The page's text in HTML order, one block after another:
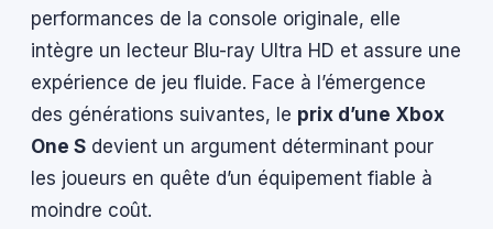
performances de la console originale, elle
intègre un lecteur Blu-ray Ultra HD et assure une
expérience de jeu fluide. Face à l’émergence
des générations suivantes, le prix d’une Xbox
One S devient un argument déterminant pour
les joueurs en quête d’un équipement fiable à
moindre coût.